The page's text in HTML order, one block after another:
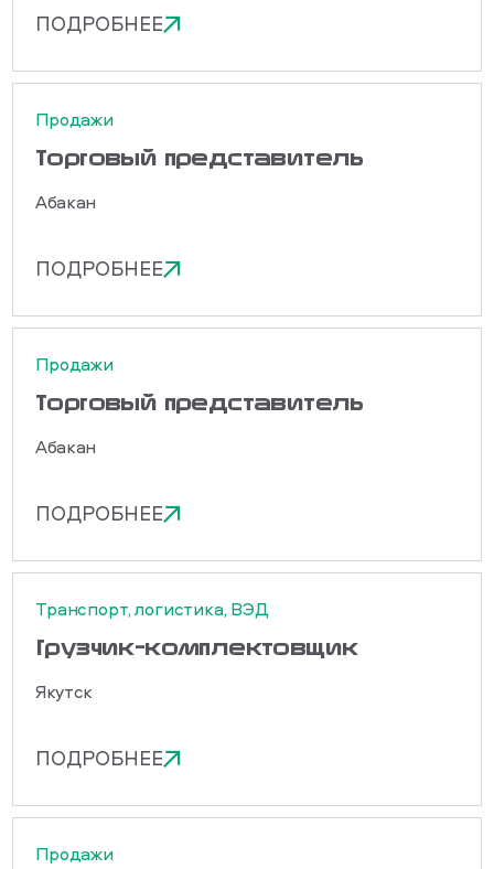
ПОДРОБНЕЕ
Продажи
Торговый представитель
Абакан
ПОДРОБНЕЕ
Продажи
Торговый представитель
Абакан
ПОДРОБНЕЕ
Транспорт, логистика, ВЭД
Грузчик-комплектовщик
Якутск
ПОДРОБНЕЕ
Продажи